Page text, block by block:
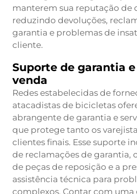
manterem sua reputação de
reduzindo devoluções,
garantia e problemas de
cliente.
Suporte de garantia
venda
Redes estabelecidas de
atacadistas de bicicletas
abrangente de garantia e
que protege tanto os
clientes finais. Esse suporte
de reclamações de garantia,
de peças de reposição e a
assistência técnica para
complexos. Contar com uma